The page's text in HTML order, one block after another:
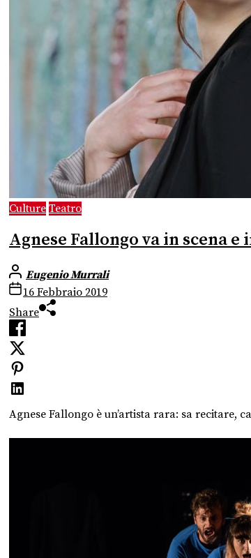
Culture Teatro
Agnese Fallongo va in scena
Eugenio Murrali
16 Febbraio 2019
Share
Agnese Fallongo è un’artista rara: sa recitare,